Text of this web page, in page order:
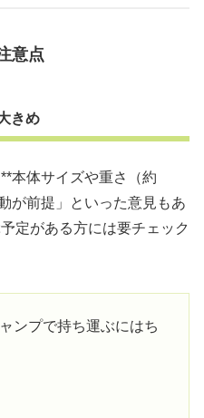
意点
きめ
本体サイズや重さ（約
が前提」といった意見もあ
定がある方には要チェック
ンプで持ち運ぶにはち